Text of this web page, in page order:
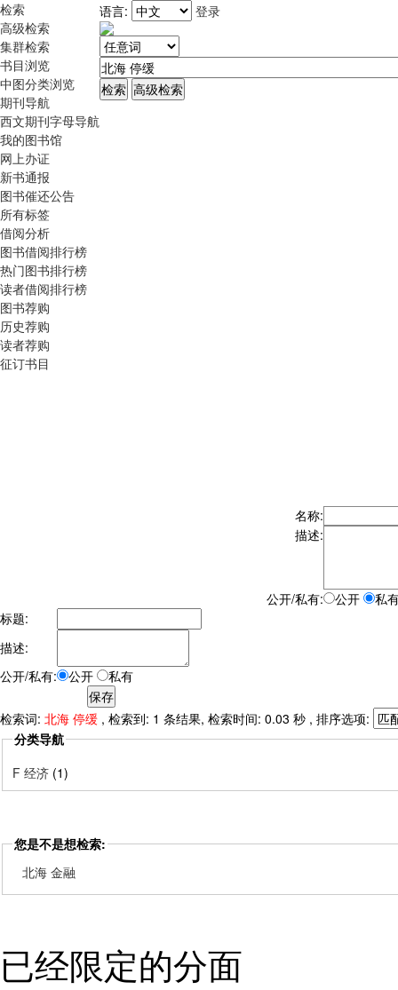
检索
高级检索
集群检索
书目浏览
中图分类浏览
期刊导航
西文期刊字母导航
我的图书馆
网上办证
新书通报
图书催还公告
所有标签
借阅分析
图书借阅排行榜
热门图书排行榜
读者借阅排行榜
图书荐购
历史荐购
读者荐购
征订书目
语言: 登录
名称:
描述:
公开/私有: 公开
私
标题:
描述:
公开/私有:
公开 私有
检索词: 北海 停缓 , 检索到: 1 条结果, 检索时间: 0.03 秒 , 排序选项:
分类导航
F 经济 (1)
您是不是想检索:
北海 金融
已经限定的分面